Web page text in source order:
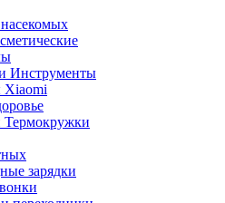
Инструменты
Термокружки
зарядки